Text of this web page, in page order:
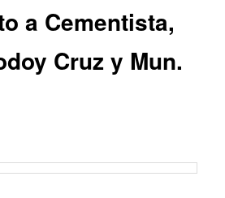
a Cementista,
Cruz y Mun.